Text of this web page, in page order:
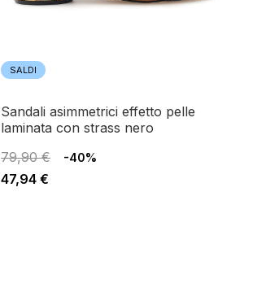
SALDI
sandali asimmetrici effetto pelle
laminata con strass nero
79,90 €
-40%
47,94 €